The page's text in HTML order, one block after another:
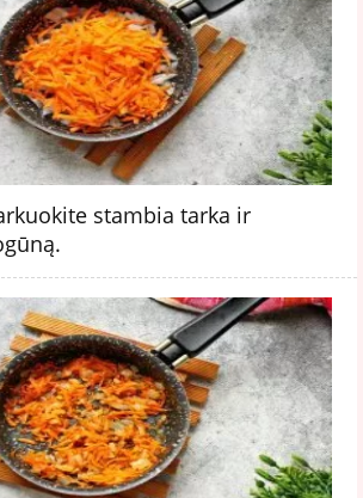
stambia tarka ir